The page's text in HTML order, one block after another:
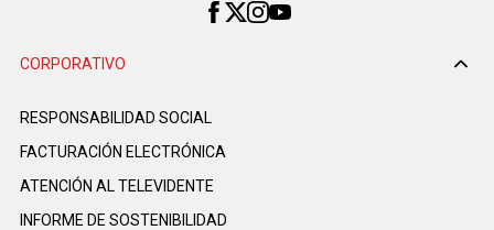
CORPORATIVO
RESPONSABILIDAD SOCIAL
FACTURACIÓN ELECTRÓNICA
ATENCIÓN AL TELEVIDENTE
INFORME DE SOSTENIBILIDAD